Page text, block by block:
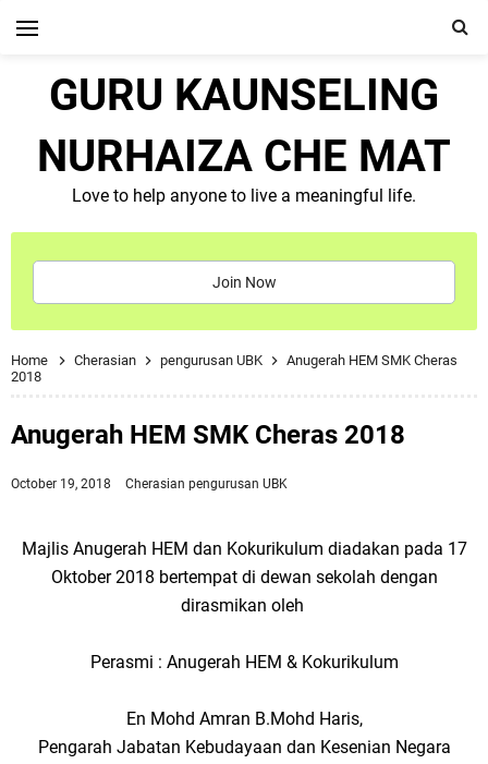
GURU KAUNSELING
NURHAIZA CHE MAT
Love to help anyone to live a meaningful life.
Join Now
Home Cherasian pengurusan UBK
Anugerah HEM SMK Cheras
2018
Anugerah HEM SMK Cheras 2018
October 19, 2018 Cherasian pengurusan UBK
Majlis Anugerah HEM dan Kokurikulum diadakan pada 17
Oktober 2018 bertempat di dewan sekolah dengan
dirasmikan oleh
Perasmi : Anugerah HEM & Kokurikulum
En Mohd Amran B.Mohd Haris,
Pengarah Jabatan Kebudayaan dan Kesenian Negara